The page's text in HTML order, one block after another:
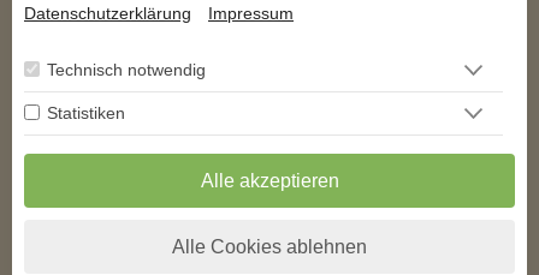
mit der Energie des Fisches verbindest, kannst du tiefere
dem Fisch, dein spiritueller Führer zu sein und dich auf deinem
Lebensweg zu unterstützen.
Nutze die Weisheit des Krafttiers Fisch und entdecke die Tiefen
Fisch und wie es dich inspirieren kann, indem du dich auf deine
innere Reise begibst und dein volles Potenzial ausschöpfst.
Datenschutzerklärung Impressum
Technisch notwendig
Statistiken
Alle akzeptieren
Alle Cookies ablehnen